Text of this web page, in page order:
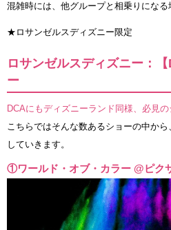
混雑時には、他グループと相乗りになる
★ロサンゼルスディズニー限定
ロサンゼルスディズニー：
ー
DCAにもディズニーランド同様、必見
こちらではそんな数あるショーの中か
していきます。
①ワールド・オブ・カラー @ピク